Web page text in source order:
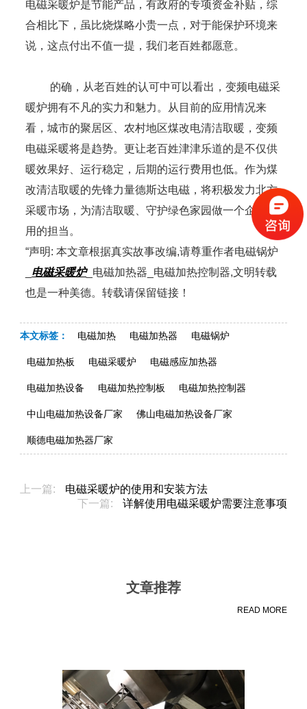
电磁采暖炉是节能产品，有政府的专项资金补贴，综
合相比下，虽比烧煤略小贵一点，对于能保护环境来
说，这点付出不值一提，我们老百姓都愿意。
的确，从老百姓的认可中可以看出，变频电磁采
暖炉拥有不凡的实力和魅力。从目前的应用情况来
看，城市的聚居区、农村地区煤改电清洁取暖，变频
电磁采暖将是趋势。更让老百姓津津乐道的是不仅供
暖效果好、运行稳定，后期的运行费用也低。作为煤
改清洁取暖的先锋力量德斯达电磁，将积极发力北方
采暖市场，为清洁取暖、守护绿色家园做一个企业应
用的担当。
“声明: 本文章根据真实故事改编,请尊重作者电磁锅炉
电磁采暖炉_电磁加热器_电磁加热控制器,文明转载
也是一种美德。转载请保留链接！
本文标签： 电磁加热 电磁加热器 电磁锅炉
电磁加热板 电磁采暖炉 电磁感应加热器
电磁加热设备 电磁加热控制板 电磁加热控制器
中山电磁加热设备厂家 佛山电磁加热设备厂家
顺德电磁加热器厂家
上一篇:
电磁采暖炉的使用和安装方法
下一篇:
详解使用电磁采暖炉需要注意事项
文章推荐
READ MORE